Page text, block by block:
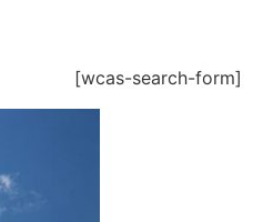
[wcas-search-form]